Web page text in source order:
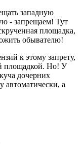
западную
- запрещаем! Тут
площадка,
обывателю!
к этому запрету,
площадкой. Но! У
дочерних
автоматически, а